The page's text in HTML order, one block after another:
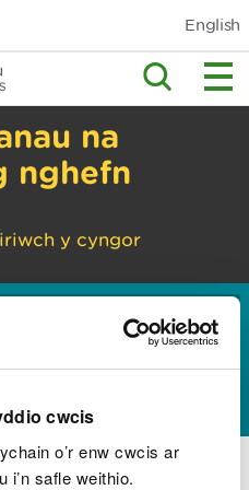
cwcis
o’r enw cwcis ar
i’n safle weithio.
English
na
nghefn
y cyngor
Dŵr
afon